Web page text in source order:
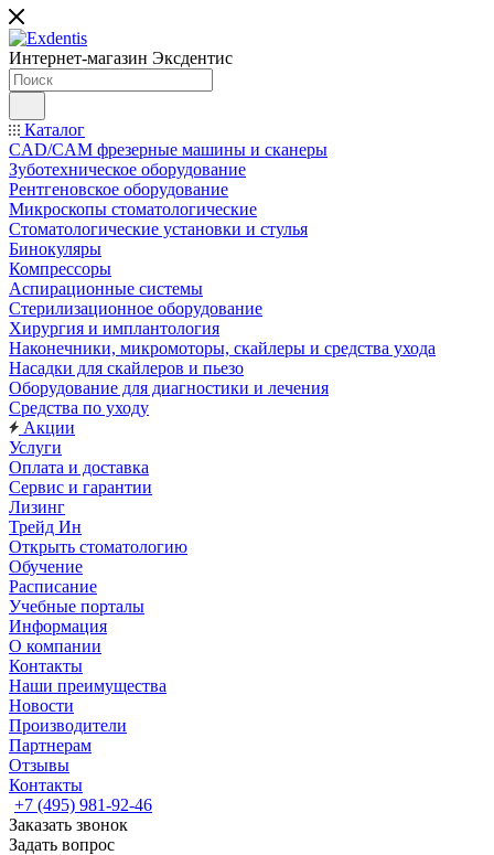
Интернет-магазин Эксдентис
Каталог
CAD/CAM фрезерные машины и сканеры
Зуботехническое оборудование
Рентгеновское оборудование
Микроскопы стоматологические
Стоматологические установки и стулья
Бинокуляры
Компрессоры
Аспирационные системы
Стерилизационное оборудование
Хирургия и имплантология
Наконечники, микромоторы, скайлеры и средства ухода
Насадки для скайлеров и пьезо
Оборудование для диагностики и лечения
Средства по уходу
Акции
Услуги
Оплата и доставка
Сервис и гарантии
Лизинг
Трейд Ин
Открыть стоматологию
Обучение
Расписание
Учебные порталы
Информация
О компании
Контакты
Наши преимущества
Новости
Производители
Партнерам
Отзывы
Контакты
+7 (495) 981-92-46
Заказать звонок
Задать вопрос